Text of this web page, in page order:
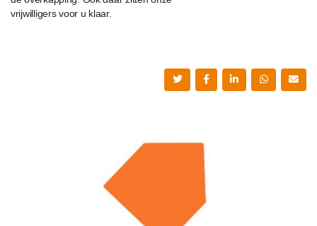
vrijwilligers voor u klaar.